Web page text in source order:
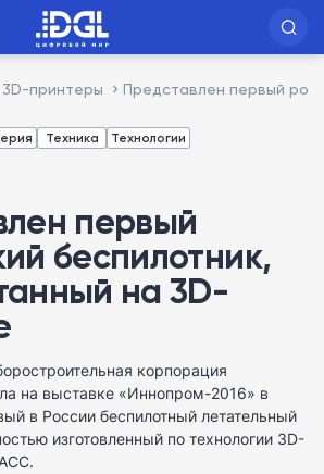
3D-принтеры Представлен первый
Техника Технологии
первый
беспилотник,
на 3D-
корпорация
на выставке «Иннопром-2016» в
в России беспилотный летательный
изготовленный по технологии 3D-